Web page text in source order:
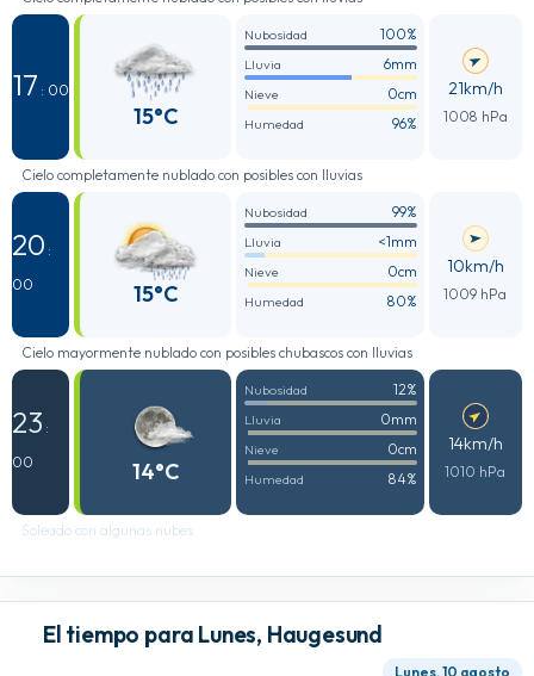
17 : 00
15°C
Nubosidad 100%
Lluvia 6mm
Nieve 0cm
Humedad 96%
21km/h
1008 hPa
Cielo completamente nublado con posibles con lluvias
20 :
00
15°C
Nubosidad 99%
Lluvia <1mm
Nieve 0cm
Humedad 80%
10km/h
1009 hPa
Cielo mayormente nublado con posibles chubascos con lluvias
23 :
00
14°C
Nubosidad 12%
Lluvia 0mm
Nieve 0cm
Humedad 84%
14km/h
1010 hPa
Soleado con algunas nubes
El tiempo para Lunes, Haugesund
Lunes, 10 agosto